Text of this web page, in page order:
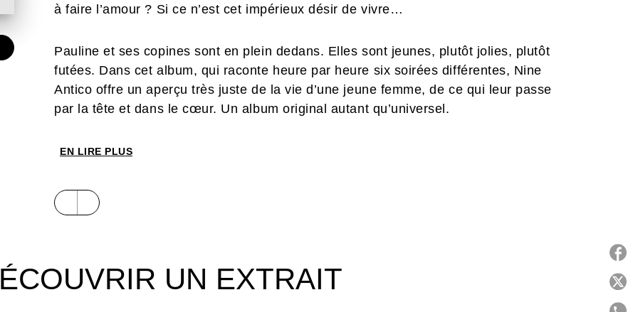
à faire l’amour ? Si ce n’est cet impérieux désir de vivre…
Pauline et ses copines sont en plein dedans. Elles sont jeunes, plutôt jolies, plutôt
futées. Dans cet album, qui raconte heure par heure six soirées différentes, Nine
Antico offre un aperçu très juste de la vie d’une jeune femme, de ce qui leur passe
par la tête et dans le cœur. Un album original autant qu’universel.
EN LIRE PLUS
UN EXTRAIT